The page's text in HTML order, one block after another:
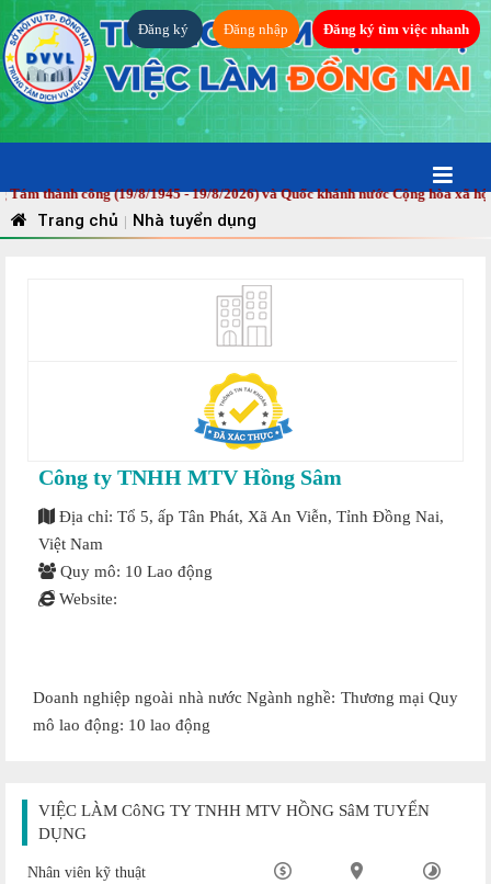
Đăng ký Đăng nhập Đăng ký tìm việc nhanh
công (19/8/1945 - 19/8/2026) và Quốc khánh nước Cộng hòa xã hội chủ
Trang chủ | Nhà tuyển dụng
Công ty TNHH MTV Hồng Sâm
Địa chỉ: Tổ 5, ấp Tân Phát, Xã An Viễn, Tỉnh Đồng Nai,
Việt Nam
Quy mô: 10 Lao động
Website:
Doanh nghiệp ngoài nhà nước Ngành nghề: Thương mại Quy
mô lao động: 10 lao động
VIỆC LÀM CôNG TY TNHH MTV HỒNG SâM TUYỂN
DỤNG
Nhân viên kỹ thuật